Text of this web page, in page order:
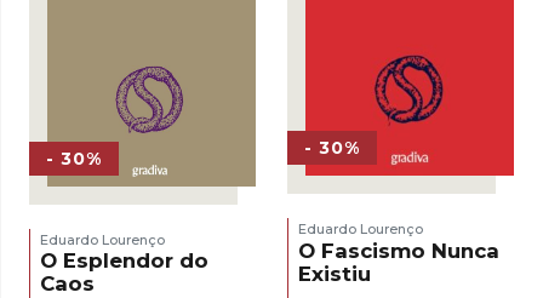
- 30%
Eduardo Lourenço
O Esplendor do
Caos
- 30%
Eduardo Lourenço
O Fascismo Nunca
Existiu